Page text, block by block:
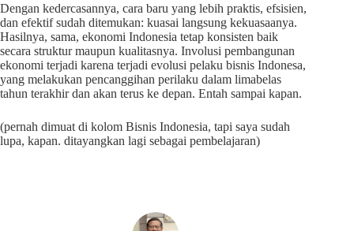
Dengan kedercasannya, cara baru yang lebih praktis, efsisien,
dan efektif sudah ditemukan: kuasai langsung kekuasaanya.
Hasilnya, sama, ekonomi Indonesia tetap konsisten baik
secara struktur maupun kualitasnya. Involusi pembangunan
ekonomi terjadi karena terjadi evolusi pelaku bisnis Indonesa,
yang melakukan pencanggihan perilaku dalam limabelas
tahun terakhir dan akan terus ke depan. Entah sampai kapan.
(pernah dimuat di kolom Bisnis Indonesia, tapi saya sudah
lupa, kapan. ditayangkan lagi sebagai pembelajaran)